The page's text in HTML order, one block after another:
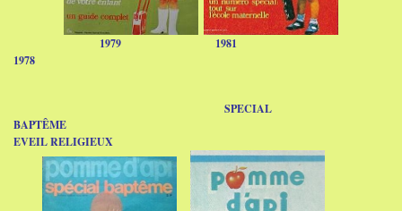
1979
1981
1978
SPECIAL
BAPTÊME
EVEILRELIGIEUX